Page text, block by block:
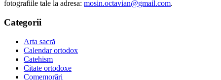
fotografiile tale la adresa: mosin.octavian@gmail.com.
Categorii
Arta sacră
Calendar ortodox
Catehism
Citate ortodoxe
Comemorări